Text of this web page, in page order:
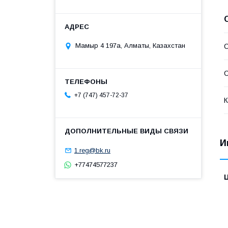
Мамыр 4 197а, Алматы, Казахстан
+7 (747) 457-72-37
1.reg@bk.ru
+77474577237